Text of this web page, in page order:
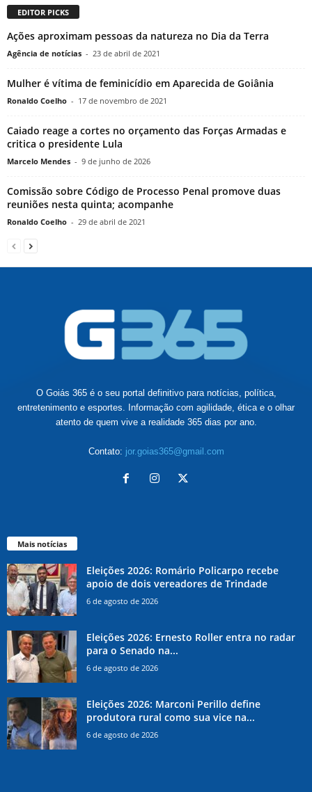
EDITOR PICKS
Ações aproximam pessoas da natureza no Dia da Terra
Agência de notícias - 23 de abril de 2021
Mulher é vítima de feminicídio em Aparecida de Goiânia
Ronaldo Coelho - 17 de novembro de 2021
Caiado reage a cortes no orçamento das Forças Armadas e
critica o presidente Lula
Marcelo Mendes - 9 de junho de 2026
Comissão sobre Código de Processo Penal promove duas
reuniões nesta quinta; acompanhe
Ronaldo Coelho - 29 de abril de 2021
O Goiás 365 é o seu portal definitivo para notícias, política,
entretenimento e esportes. Informação com agilidade, ética e o olhar
atento de quem vive a realidade 365 dias por ano.
Contato: jor.goias365@gmail.com
Mais notícias
Eleições 2026: Romário Policarpo recebe
apoio de dois vereadores de Trindade
6 de agosto de 2026
Eleições 2026: Ernesto Roller entra no radar
para o Senado na...
6 de agosto de 2026
Eleições 2026: Marconi Perillo define
produtora rural como sua vice na...
6 de agosto de 2026